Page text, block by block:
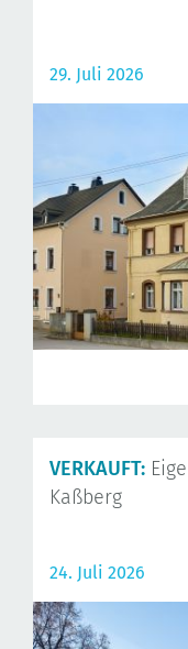
29. Juli 2026
VERKAUFT:
Kaßberg
24. Juli 2026